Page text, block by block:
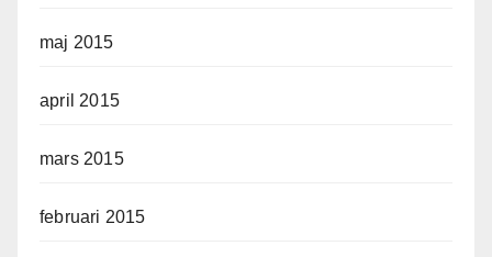
maj 2015
april 2015
mars 2015
februari 2015